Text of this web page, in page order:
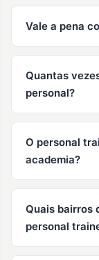
Vale a pena
Quantas
personal?
O personal
academia?
Quais bairros
personal